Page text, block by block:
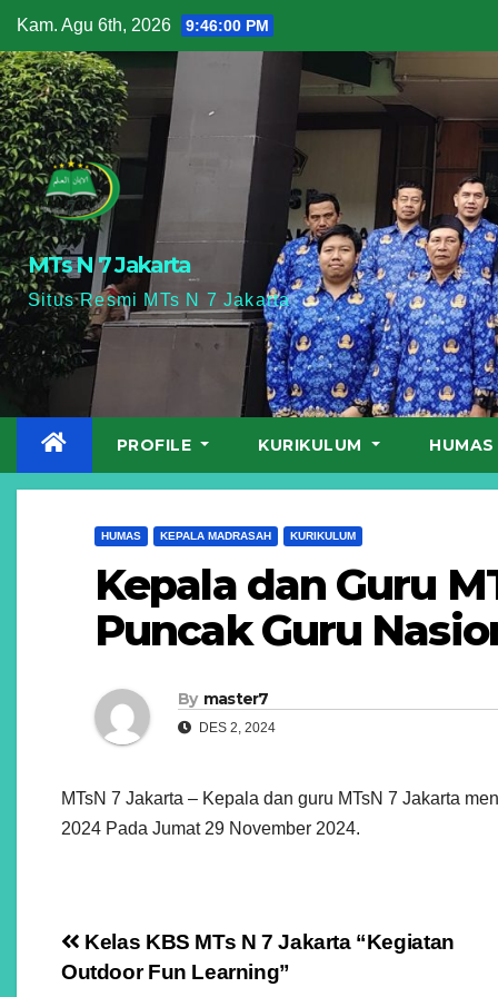
Skip
to
content
Kam. Agu 6th, 2026 9:46:01 PM
MTs N 7 Jakarta
Situs Resmi MTs N 7 Jakarta
PROFILE KURIKULUM HUMAS
HUMAS KEPALA MADRASAH KURIKULUM
Kepala dan Guru
Puncak Guru
By master7
DES 2, 2024
MTsN 7 Jakarta – Kepala dan guru MTsN 7 Jakarta
2024 Pada Jumat 29 November 2024.
Navigasi
Kelas KBS MTs N 7 Jakarta “Kegiatan
Outdoor Fun Learning”